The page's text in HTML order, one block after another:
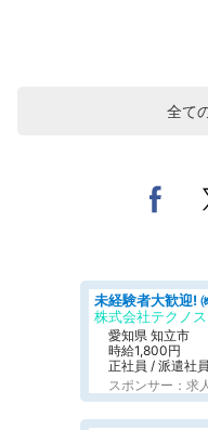
全て
株式会社テクノ
愛知県 知立市
時給1,800円
正社員 / 派遣社員
スポンサー：求